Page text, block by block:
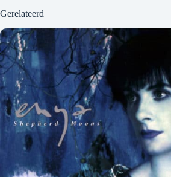
Gerelateerd